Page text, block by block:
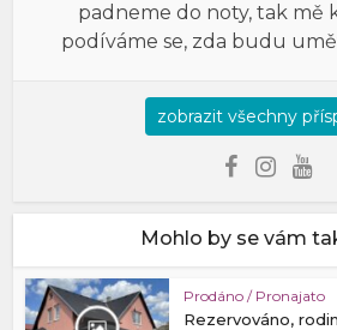
padneme do noty, tak mě
podíváme se, zda budu
zobrazit všechny
Mohlo by se vám
Prodáno / Pronajato
Rezervováno,